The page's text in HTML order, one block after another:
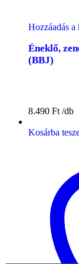
Hozzáadás a
Éneklő,
(BBJ)
8.490 Ft
Kosárba